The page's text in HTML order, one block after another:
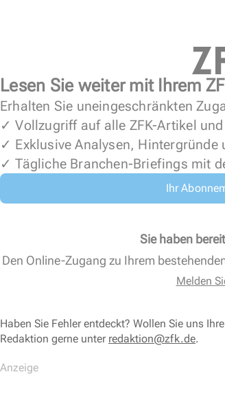
Lesen Sie weiter mit Ihrem
Erhalten Sie uneingeschränkten
✓ Vollzugriff auf alle ZFK-Artikel
✓ Exklusive Analysen, Hintergründe
✓ Tägliche Branchen-Briefings mit
Ihr
Sie haben
Den Online-Zugang zu Ihrem
Melden
Haben Sie Fehler entdeckt? Wollen Sie uns
Redaktion gerne unter redaktion@zfk.de.